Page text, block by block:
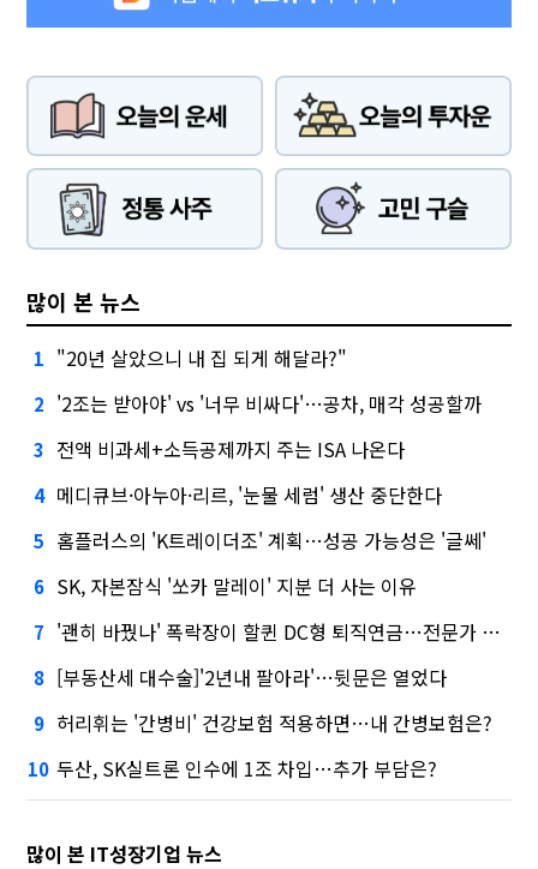
많이 본 뉴스
1 "20년 살았으니 내 집 되게 해달라?"
2 '2조는 받아야' vs '너무 비싸다'…공차, 매각 성공할까
3 전액 비과세+소득공제까지 주는 ISA 나온다
4 메디큐브·아누아·리르, '눈물 세럼' 생산 중단한다
5 홈플러스의 'K트레이더조' 계획…성공 가능성은 '글쎄'
6 SK, 자본잠식 '쏘카 말레이' 지분 더 사는 이유
7 '괜히 바꿨나' 폭락장이 할퀸 DC형 퇴직연금…전문가 조언은
8 [부동산세 대수술]'2년내 팔아라'…뒷문은 열었다
9 허리휘는 '간병비' 건강보험 적용하면…내 간병보험은?
10 두산, SK실트론 인수에 1조 차입…추가 부담은?
많이 본 IT성장기업 뉴스